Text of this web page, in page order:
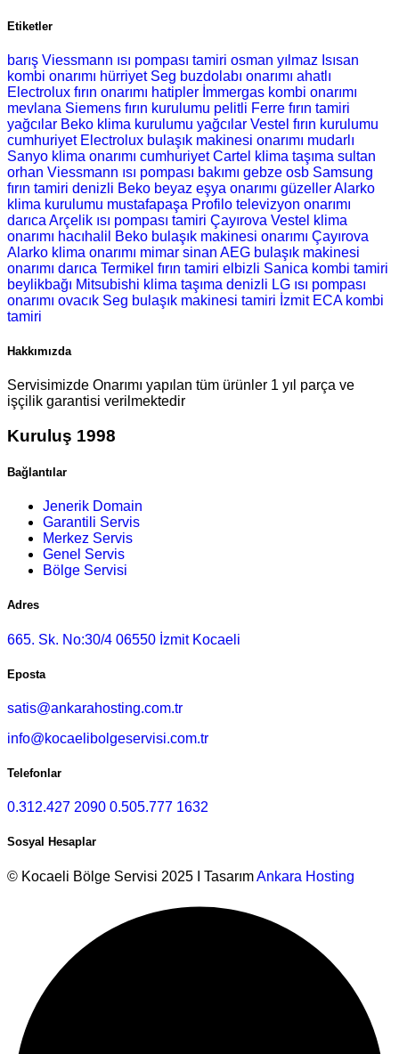
Etiketler
barış Viessmann ısı pompası tamiri osman yılmaz Isısan
kombi onarımı hürriyet Seg buzdolabı onarımı ahatlı
Electrolux fırın onarımı hatipler İmmergas kombi onarımı
mevlana Siemens fırın kurulumu pelitli Ferre fırın tamiri
yağcılar Beko klima kurulumu yağcılar Vestel fırın kurulumu
cumhuriyet Electrolux bulaşık makinesi onarımı mudarlı
Sanyo klima onarımı cumhuriyet Cartel klima taşıma sultan
orhan Viessmann ısı pompası bakımı gebze osb Samsung
fırın tamiri denizli Beko beyaz eşya onarımı güzeller Alarko
klima kurulumu mustafapaşa Profilo televizyon onarımı
darıca Arçelik ısı pompası tamiri Çayırova Vestel klima
onarımı hacıhalil Beko bulaşık makinesi onarımı Çayırova
Alarko klima onarımı mimar sinan AEG bulaşık makinesi
onarımı darıca Termikel fırın tamiri elbizli Sanica kombi tamiri
beylikbağı Mitsubishi klima taşıma denizli LG ısı pompası
onarımı ovacık Seg bulaşık makinesi tamiri İzmit ECA kombi
tamiri
Hakkımızda
Servisimizde Onarımı yapılan tüm ürünler 1 yıl parça ve
işçilik garantisi verilmektedir
Kuruluş 1998
Bağlantılar
Jenerik Domain
Garantili Servis
Merkez Servis
Genel Servis
Bölge Servisi
Adres
665. Sk. No:30/4 06550 İzmit Kocaeli
Eposta
satis@ankarahosting.com.tr
info@kocaelibolgeservisi.com.tr
Telefonlar
0.312.427 2090 0.505.777 1632
Sosyal Hesaplar
© Kocaeli Bölge Servisi 2025 I TasarımAnkara Hosting